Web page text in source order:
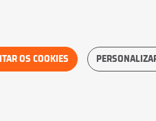
OS COOKIES